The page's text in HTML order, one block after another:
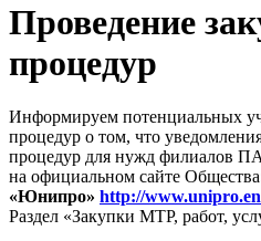
Проведение
процедур
Информируем потенциальных
процедур о том, что
процедур для нужд филиалов
на официальном сайте
«Юнипро» http://
Раздел «Закупки МТР, работ,